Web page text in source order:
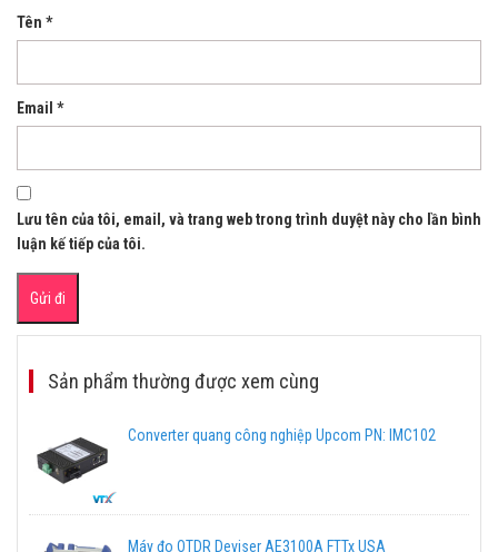
Tên *
Email *
Lưu tên của tôi, email, và trang web trong trình duyệt này cho lần bình
luận kế tiếp của tôi.
Sản phẩm thường được xem cùng
Converter quang công nghiệp Upcom PN: IMC102
Máy đo OTDR Deviser AE3100A FTTx USA